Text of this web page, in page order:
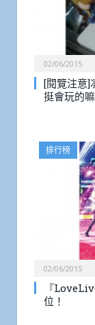
02/06/2015
[閱覽注意]
挺會玩的嘛
排行榜
02/06/2015
『
位！